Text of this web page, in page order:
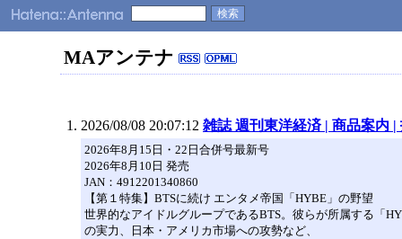
MAアンテナ
2026/08/08 20:07:12 雑誌 週刊東洋経済 | 商品案内
2026年8月15日・22日合併号最新号
2026年8月10日 発売
JAN：4912201340860
【第１特集】BTSに続け エンタメ帝国「HYBE」の野望
世界的なアイドルグループであるBTS。彼らが所属する「
の実力、日本・アメリカ市場への攻勢など、